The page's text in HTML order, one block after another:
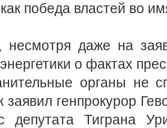
победа властей во
несмотря даже на
о фактах
органы не
заявил генпрокурор
депутата Тиграна